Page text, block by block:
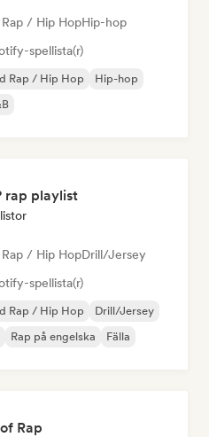
/ Hip HopHip-hop
spellista(r)
Rap / Hip Hop
Hip-hop
rap playlist
/ Hip HopDrill/Jersey
spellista(r)
Rap / Hip Hop
Drill/Jersey
Rap på engelska Fälla
Rap